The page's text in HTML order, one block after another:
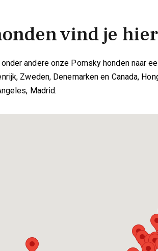
vind je hier
onder andere onze Pomsky honden naar
Zweden, Denemarken en Canada,
Madrid.